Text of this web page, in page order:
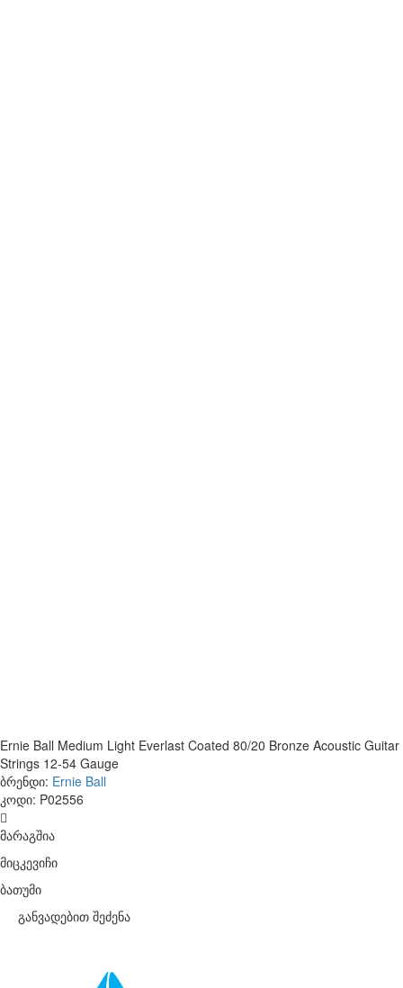
Ernie Ball Medium Light Everlast Coated 80/20 Bronze Acoustic Guitar
Strings 12-54 Gauge
ბრენდი: Ernie Ball
კოდი: P02556
მარაგშია
მიცკევიჩი
ბათუმი
განვადებით შეძენა